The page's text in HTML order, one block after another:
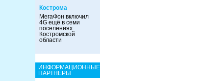
Кострома
МегаФон включил
4G ещё в семи
поселениях
Костромской
области
ИНФОРМАЦИОННЫЕ
ПАРТНЕРЫ